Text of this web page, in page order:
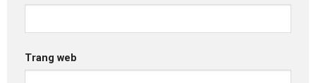
Trang web